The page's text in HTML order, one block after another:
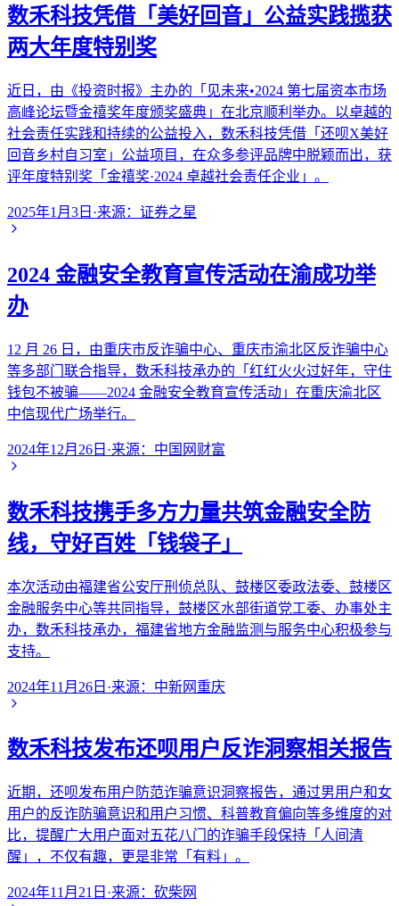
数禾科技凭借「美好回音」公益实践揽获
两大年度特别奖
近日，由《投资时报》主办的「见未来•2024 第七届资本市场
高峰论坛暨金禧奖年度颁奖盛典」在北京顺利举办。以卓越的
社会责任实践和持续的公益投入，数禾科技凭借「还呗X美好
回音乡村自习室」公益项目，在众多参评品牌中脱颖而出，获
评年度特别奖「金禧奖·2024 卓越社会责任企业」。
2025年1月3日 ·来源： 证券之星
2024 金融安全教育宣传活动在渝成功举
办
12 月 26 日，由重庆市反诈骗中心、重庆市渝北区反诈骗中心
等多部门联合指导，数禾科技承办的「红红火火过好年，守住
钱包不被骗——2024 金融安全教育宣传活动」在重庆渝北区
中信现代广场举行。
2024年12月26日 ·来源： 中国网财富
数禾科技携手多方力量共筑金融安全防
线，守好百姓「钱袋子」
本次活动由福建省公安厅刑侦总队、鼓楼区委政法委、鼓楼区
金融服务中心等共同指导，鼓楼区水部街道党工委、办事处主
办，数禾科技承办，福建省地方金融监测与服务中心积极参与
支持。
2024年11月26日 ·来源： 中新网重庆
数禾科技发布还呗用户反诈洞察相关报告
近期，还呗发布用户防范诈骗意识洞察报告，通过男用户和女
用户的反诈防骗意识和用户习惯、科普教育偏向等多维度的对
比，提醒广大用户面对五花八门的诈骗手段保持「人间清
醒」，不仅有趣，更是非常「有料」。
2024年11月21日 ·来源： 砍柴网